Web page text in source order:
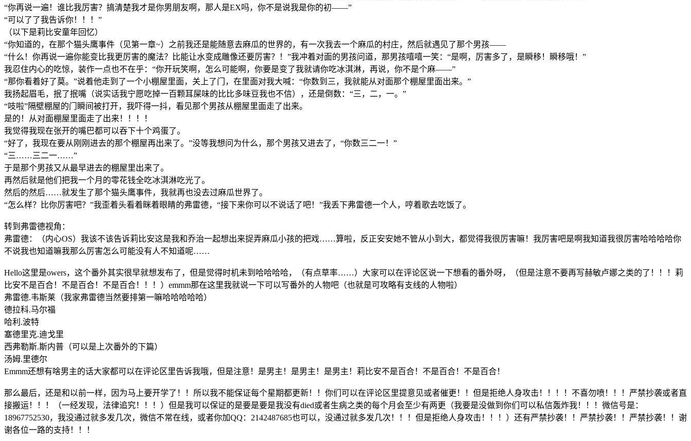
“你再说一遍！谁比我厉害？搞清楚我才是你男朋友啊，那人是EX吗，你不是说我是你的初——”
“可以了了我告诉你！！！”
（以下是莉比安童年回忆）
“你知道的，在那个猫头鹰事件（见第一章~）之前我还是能随意去麻瓜的世界的，有一次我去一个麻瓜的村庄，然后就遇见了那个男孩——
“什么！你再说一遍你能变比我更厉害的魔法？比能让水变成雕像还要厉害？！”我冲着对面的男孩问道，那男孩嘻嘻一笑：“是啊，厉害多了，是瞬移！瞬移哦！”
我忍住内心的吃惊，装作一点也不在乎：“你开玩笑啊，怎么可能啊，你要是变了我就请你吃冰淇淋，再说，你不是个麻——”
“那你看着好了莫。”说着他走到了一个小棚屋里面，关上了门，在里面对我大喊：“你数到三，我就能从对面那个棚屋里面出来。”
我扬起眉毛，抿了抿嘴（说实话我宁愿吃掉一百颗耳屎味的比比多味豆我也不信），还是倒数：“三，二，一。”
“吱啦”隔壁棚屋的门瞬间被打开，我吓得一抖，看见那个男孩从棚屋里面走了出来。
是的！从对面棚屋里面走了出来！！！！
我觉得我现在张开的嘴巴都可以吞下十个鸡蛋了。
“好了，我现在要从刚刚进去的那个棚屋再出来了。”没等我想问为什么，那个男孩又进去了，“你数三二一！”
“三……三二一……”
于是那个男孩又从最早进去的棚屋里出来了。
再然后就是他们把我一个月的零花钱全吃冰淇淋吃光了。
然后的然后……就发生了那个猫头鹰事件，我就再也没去过麻瓜世界了。
“怎么样？比你厉害吧？”我歪着头看着眯着眼睛的弗雷德，“接下来你可以不说话了吧！”我丢下弗雷德一个人，哼着歌去吃饭了。
转到弗雷德视角：
弗雷德：（内心OS）我该不该告诉莉比安这是我和乔治一起想出来捉弄麻瓜小孩的把戏……算啦，反正安安她不管从小到大，都觉得我很厉害嘛！我厉害吧是啊我知道我很厉害哈哈哈哈你
不说我也知道嘛我那么厉害怎么可能没有人不知道呢……
Hello这里是owers，这个番外其实很早就想发布了，但是觉得时机未到哈哈哈哈，（有点草率……）大家可以在评论区说一下想看的番外呀，（但是注意不要再写赫敏卢娜之类的了！！！莉
比安不是百合！不是百合！不是百合！！！）emmm那在这里我就说一下可以写番外的人物吧（也就是可攻略有支线的人物啦）
弗雷德.韦斯莱（我家弗雷德当然要排第一嘛哈哈哈哈哈）
德拉科.马尔福
哈利.波特
塞德里克.迪戈里
西弗勒斯.斯内普（可以是上次番外的下篇）
汤姆.里德尔
Emmm还想有啥男主的话大家都可以在评论区里告诉我哦，但是注意！是男主！是男主！是男主！莉比安不是百合！不是百合！不是百合！
那么最后，还是和以前一样，因为马上要开学了！！所以我不能保证每个星期都更新！！你们可以在评论区里提意见或者催更！！但是拒绝人身攻击！！！！不喜勿喷！！！严禁抄袭或者直
接搬运！！！（一经发现，法律追究！！！）但是我可以保证的是要是要是我没有died或者生病之类的每个月会至少有两更（我要是没做到你们可以私信轰炸我！！！微信号是：
18967752530，我没通过就多发几次，微信不常在线，或者你加QQ：2142487685也可以，没通过就多发几次！！！但是拒绝人身攻击！！！）还有严禁抄袭！！严禁抄袭！！严禁抄袭！！谢
谢各位一路的支持！！！